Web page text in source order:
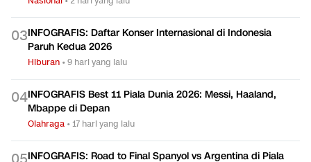
03INFOGRAFIS: Daftar Konser Internasional di Indonesia
Paruh Kedua 2026
Hiburan •9 hari yang lalu
04INFOGRAFIS Best 11 Piala Dunia 2026: Messi, Haaland,
Mbappe di Depan
Olahraga •17 hari yang lalu
INFOGRAFIS: Road to Final Spanyol vs Argentina di Piala